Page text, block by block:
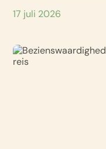
17 juli 2026